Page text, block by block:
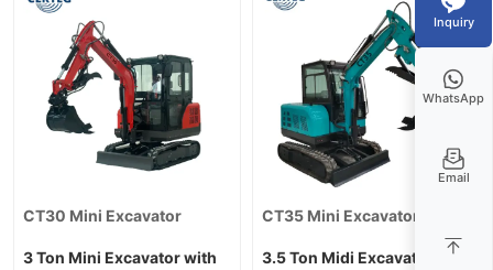
CT30 Mini Excavator
3 Ton Mini Excavator with
CT35 Mini Excavator
3.5 Ton Midi Excavator for
Inquiry
WhatsApp
Email